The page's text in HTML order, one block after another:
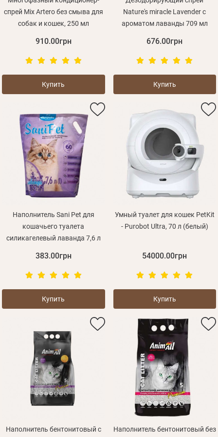
спрей Mix Artero без смыва для
собак и кошек, 250 мл
910.00грн
Купить
Nature's miracle Lavender с
ароматом лаванды 709 мл
676.00грн
Купить
Наполнитель Sani Pet для
кошачьего туалета
силикагелевый лаванда 7,6 л
383.00грн
Купить
Умный туалет для кошек PetKit
- Purobot Ultra, 70 л (белый)
54000.00грн
Купить
Наполнитель бентонитовый с Наполнитель бентонитовый без